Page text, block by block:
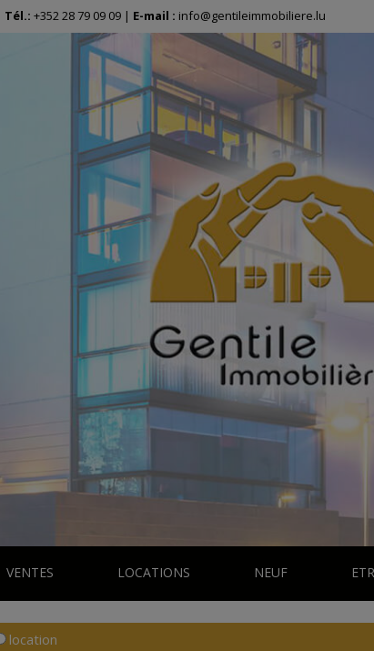
Tél.: +352 28 79 09 09 | E-mail : info@gentileimmobiliere.lu
VENTES LOCATIONS NEUF
location